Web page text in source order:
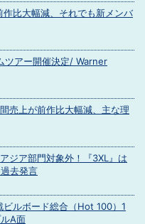
比大幅減、それでも新メンバ
ツアー開催決定/ Warner
売上が前作比大幅減、主な理
ジア部門対象外！『3XL』は
去発言
ルボード総合（Hot 100）1
A面